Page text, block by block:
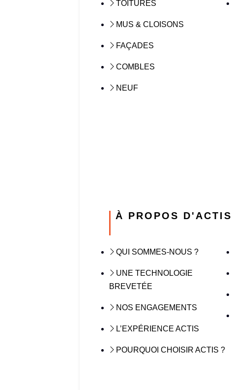
TOITURES
MUS & CLOISONS
FAÇADES
COMBLES
NEUF
À PROPOS D'ACTIS
QUI SOMMES-NOUS ?
UNE TECHNOLOGIE
BREVETÉE
NOS ENGAGEMENTS
L’EXPÉRIENCE ACTIS
POURQUOI CHOISIR ACTIS ?